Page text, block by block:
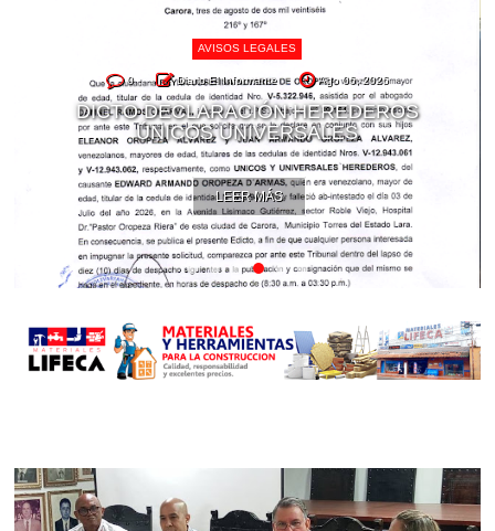
AVISOS LEGALES
0 Diario El Informante Ago 06, 2026
DICTO DECLARACIÓN HEREDEROS
ÚNICOS UNIVERSALES
LEER MÁS